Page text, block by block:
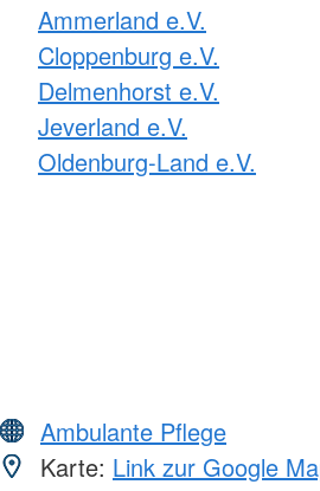
Ammerland e.V.
Cloppenburg e.V.
Delmenhorst e.V.
Jeverland e.V.
Oldenburg-Land e.V.
Ambulante Pflege
Karte: Link zur Google